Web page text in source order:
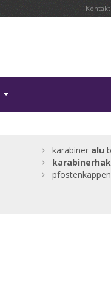
Kontakt
karabiner alu
pfostenkappen